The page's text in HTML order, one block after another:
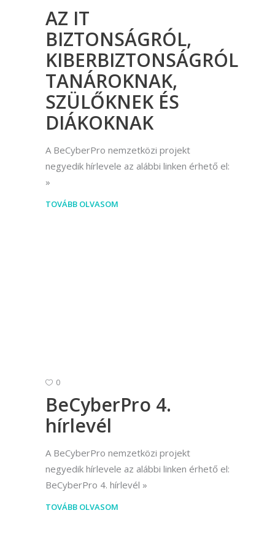
AZ IT
BIZTONSÁGRÓL,
KIBERBIZTONSÁGRÓL
TANÁROKNAK,
SZÜLŐKNEK ÉS
DIÁKOKNAK
A BeCyberPro nemzetközi projekt
negyedik hírlevele az alábbi linken érhető el:
TOVÁBB OLVASOM
0
BeCyberPro 4.
hírlevél
A BeCyberPro nemzetközi projekt
negyedik hírlevele az alábbi linken érhető el:
BeCyberPro 4. hírlevél
TOVÁBB OLVASOM